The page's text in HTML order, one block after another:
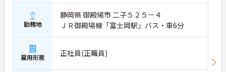
勤務地
静岡県 御殿場市 二子５２５－４
ＪＲ御殿場線「富士岡駅」バス・車6分
雇用形態 正社員(正職員)